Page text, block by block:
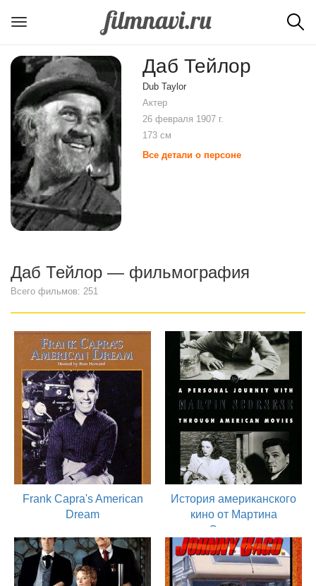
Даб Тейлор
Dub Taylor
Актер
26 февраля 1907 г.
173 см
Все детали о персоне
Даб Тейлор — фильмография
Всего фильмов: 251
Frank Capra's American
Dream
актер
История американского
кино от Мартина
Скорсезе
1995
актер